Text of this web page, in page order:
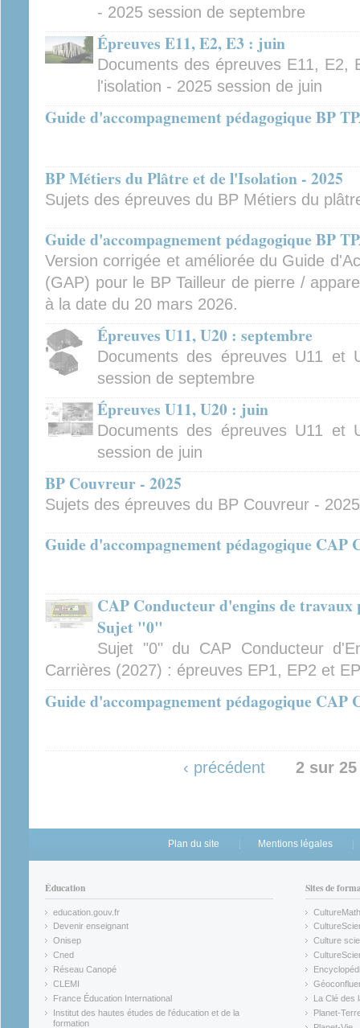
- 2025 session de septembre
Épreuves E11, E2, E3 : juin
Documents des épreuves E11, E2,
l'isolation - 2025 session de juin
Guide d'accompagnement pédagogique BP
BP Métiers du Plâtre et de l'Isolation - 2025
Sujets des épreuves du BP Métiers du
Guide d'accompagnement pédagogique BP
Version corrigée et améliorée du Guide
(GAP) pour le BP Tailleur de pierre /
à la date du 20 mars 2026.
Épreuves U11, U20 : septembre
Documents des épreuves U11 et
session de septembre
Épreuves U11, U20 : juin
Documents des épreuves U11 et
session de juin
BP Couvreur - 2025
Sujets des épreuves du BP Couvreur - 2025
Guide d'accompagnement pédagogique CAP
CAP Conducteur d'engins de
Sujet "0"
Sujet "0" du CAP Conducteur
Carrières (2027) : épreuves EP1, EP2 et
Guide d'accompagnement pédagogique CAP
‹ précédent 2 sur 25
Plan du site Mentions légales
Éducation
education.gouv.fr
(link is external)
Devenir enseignant
(link is external)
Onisep
(link is external)
Cned
(link is external)
Réseau Canopé
(link is external)
CLEMI
(link is external)
France Éducation International
(link is external)
Institut des hautes études de l'éducation et de la
formation
Sites de
CultureMath
(link is
(link is
Culture
(link is
(link is
(link is
La Clé des
(link is
Planet-
(link is